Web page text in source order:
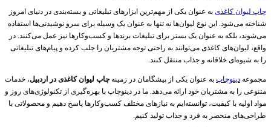
چاپ لیوان کاغذی به عنوان یکی از مهم‌ترین ابزارهای تبلیغاتی و بسته‌بندی در دنیای امروز
شناخته می‌شود. این نوع لیوان‌ها نه تنها به عنوان یک وسیله برای سرو نوشیدنی‌ها استفاده
می‌شوند، بلکه به عنوان یک بستر برای تبلیغات برندها و کسب‌وکارها نیز عمل می‌کنند. در
واقع، لیوان‌های کاغذی می‌توانند به راحتی توجه مشتریان را جلب کرده و پیام‌های تبلیغاتی
را به شیوه‌ای خلاقانه و جذاب منتقل کنند.
مجموعه دینوچاپ به عنوان یکی از پیشگامان در زمینه چاپ لیوان کاغذی در اردبیل، خدمات
متنوعی را به مشتریان خود ارائه می‌دهد. ما در دینوچاپ با بهره‌گیری از تکنولوژی‌های روز و
مواد اولیه با کیفیت، توانسته‌ایم به نیازهای مختلف کسب‌وکارها پاسخ دهیم و محصولاتی با
طراحی‌های منحصر به فرد و جذاب تولید کنیم.